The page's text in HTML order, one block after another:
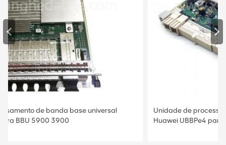
Unidade de processamento de banda base universal
Huawei UBBPe4 para BBU 5900 3900